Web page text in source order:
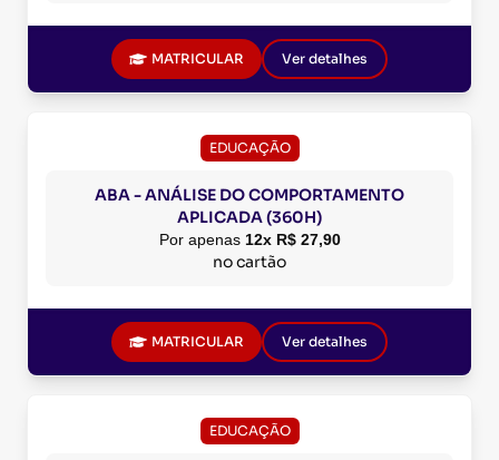
MATRICULAR Ver detalhes
EDUCAÇÃO
ABA - ANÁLISE DO COMPORTAMENTO
APLICADA (360H)
Por apenas 12x R$ 27,90
no cartão
MATRICULAR Ver detalhes
EDUCAÇÃO